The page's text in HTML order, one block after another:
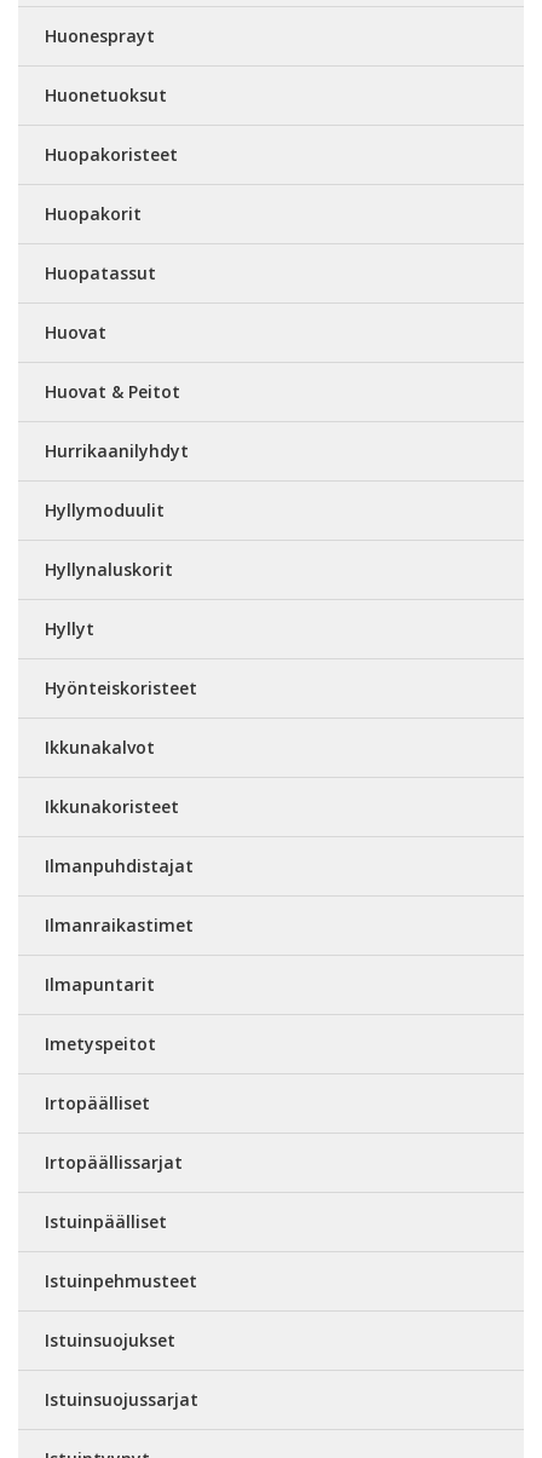
Huonesprayt
Huonetuoksut
Huopakoristeet
Huopakorit
Huopatassut
Huovat
Huovat & Peitot
Hurrikaanilyhdyt
Hyllymoduulit
Hyllynaluskorit
Hyllyt
Hyönteiskoristeet
Ikkunakalvot
Ikkunakoristeet
Ilmanpuhdistajat
Ilmanraikastimet
Ilmapuntarit
Imetyspeitot
Irtopäälliset
Irtopäällissarjat
Istuinpäälliset
Istuinpehmusteet
Istuinsuojukset
Istuinsuojussarjat